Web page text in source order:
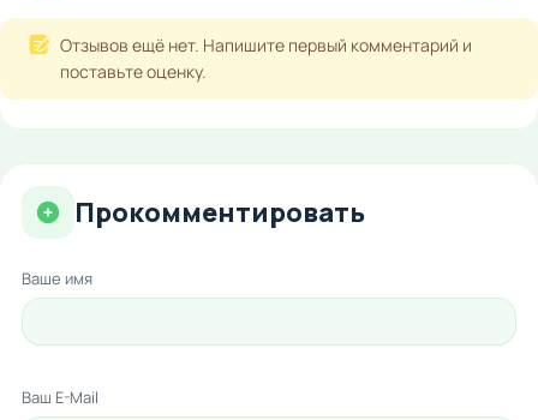
Отзывов ещё нет. Напишите первый комментарий и
поставьте оценку.
Прокомментировать
Ваше имя
Ваш E-Mail